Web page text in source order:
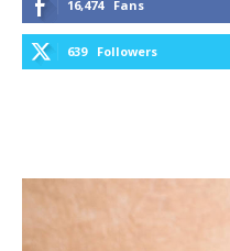
16,474 Fans
639 Followers